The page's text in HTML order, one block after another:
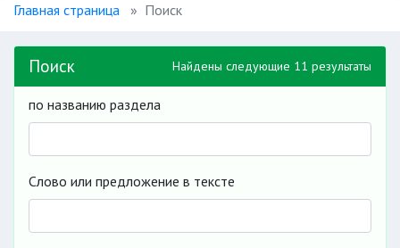
Главная страница Поиск
Поиск Найдены следующие 11 результаты
по названию раздела
Слово или предложение в тексте